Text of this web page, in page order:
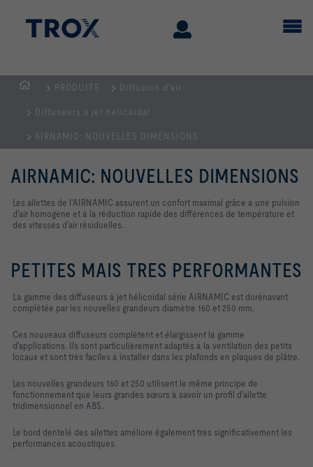
d'accueil
PRODUITS Diffusion d'air
Diffuseurs à jet hélicoïdal
AIRNAMIC: NOUVELLES DIMENSIONS
AIRNAMIC: NOUVELLES DIMENSIONS
Les ailettes de l'AIRNAMIC assurent un confort maximal grâce à une pulsion
d'air homogène et à la réduction rapide des différences de température et
des vitesses d’air résiduelles.
PETITES MAIS TRES PERFORMANTES
La gamme des diffuseurs à jet hélicoïdal série AIRNAMIC est dorénavant
complétée par les nouvelles grandeurs diamètre 160 et 250 mm.
Ces nouveaux diffuseurs complètent et élargissent la gamme
d'applications. Ils sont particulièrement adaptés à la ventilation des petits
locaux et sont très faciles à installer dans les plafonds en plaques de plâtre.
Les nouvelles grandeurs 160 et 250 utilisent le même principe de
fonctionnement que leurs grandes sœurs à savoir un profil d’ailette
tridimensionnel en ABS.
Le bord dentelé des ailettes améliore également très significativement les
performances acoustiques.